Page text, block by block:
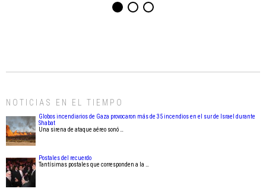
NOTICIAS EN EL TIEMPO
Globos incendiarios de Gaza provocaron más de 35 incendios en el sur de Israel durante
Shabat
Una sirena de ataque aéreo sonó …
Postales del recuerdo
Tantísimas postales que corresponden a la …